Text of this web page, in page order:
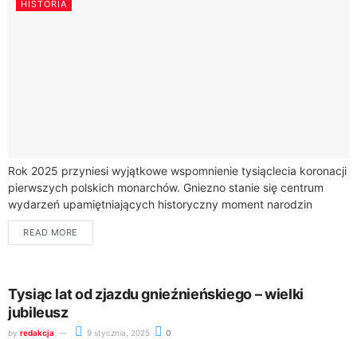
HISTORIA
Rok 2025 przyniesi wyjątkowe wspomnienie tysiąclecia koronacji
pierwszych polskich monarchów. Gniezno stanie się centrum
wydarzeń upamiętniających historyczny moment narodzin
polskiej państwowości. Przygotuj się na podróż w głąb
fascynujących dziejów naszego...
READ MORE
Tysiąc lat od zjazdu gnieźnieńskiego – wielki
jubileusz
by redakcja 9 stycznia, 2025 0